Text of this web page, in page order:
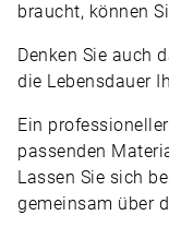
braucht, können
Denken Sie auch
die Lebensdauer
Ein
passenden
Lassen Sie sich
gemeinsam über